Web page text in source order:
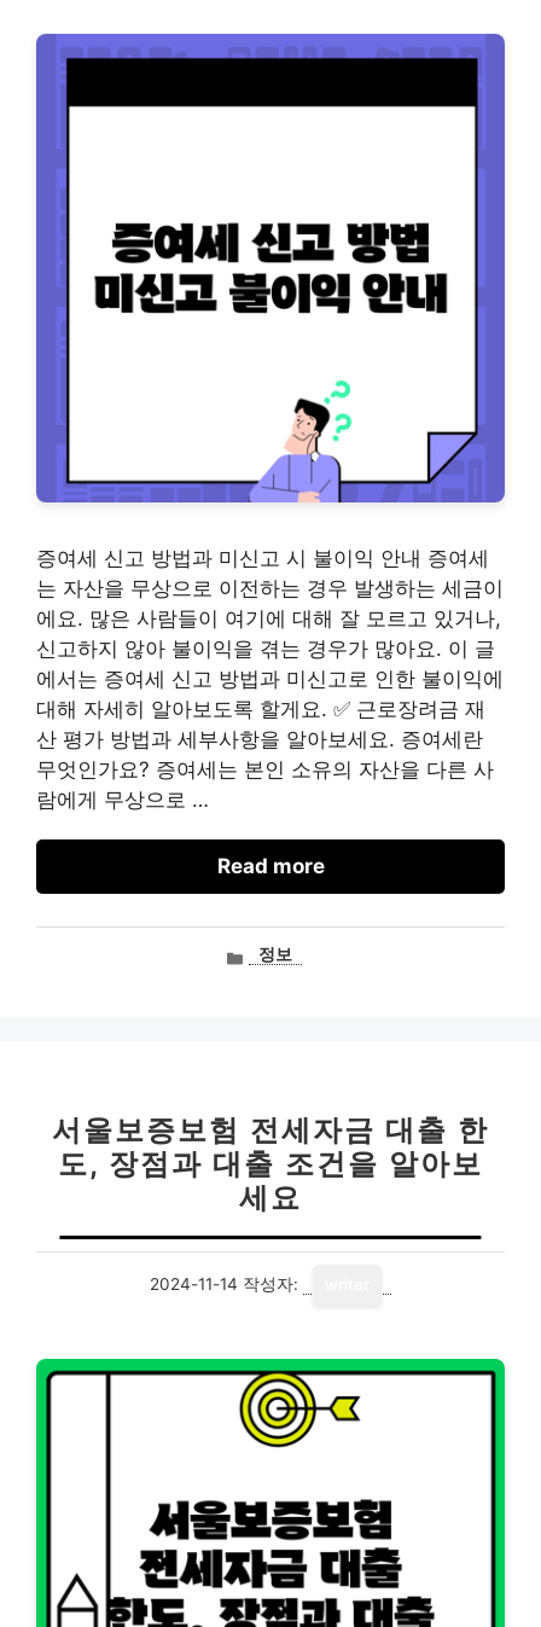
증여세 신고 방법과 미신고 시 불이익 안내 증여세
는 자산을 무상으로 이전하는 경우 발생하는 세금이
에요. 많은 사람들이 여기에 대해 잘 모르고 있거나,
신고하지 않아 불이익을 겪는 경우가 많아요. 이 글
에서는 증여세 신고 방법과 미신고로 인한 불이익에
대해 자세히 알아보도록 할게요. ✅ 근로장려금 재
산 평가 방법과 세부사항을 알아보세요. 증여세란
무엇인가요? 증여세는 본인 소유의 자산을 다른 사
람에게 무상으로 …
Read more
카정보
서울보증보험 전세자금 대출 한
도, 장점과 대출 조건을 알아보
세요
2024-11-14 작성자: